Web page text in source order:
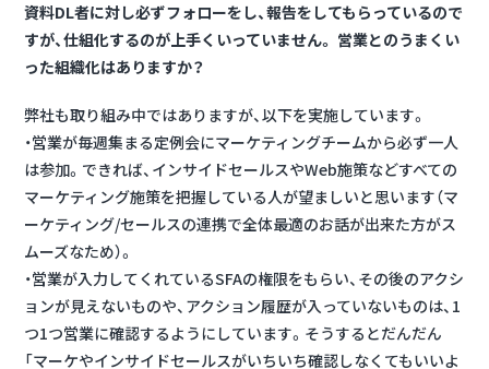
資料DL者に対し必ずフォローをし、報告をしてもらっているので
すが、仕組化するのが上手くいっていません。 営業とのうまくい
った組織化はありますか？
弊社も取り組み中ではありますが、以下を実施しています。
・営業が毎週集まる定例会にマーケティングチームから必ず一人
は参加。できれば、インサイドセールスやWeb施策などすべての
マーケティング施策を把握している人が望ましいと思います（マ
ーケティング/セールスの連携で全体最適のお話が出来た方がス
ムーズなため）。
・営業が入力してくれているSFAの権限をもらい、その後のアクシ
ョンが見えないものや、アクション履歴が入っていないものは、1
つ1つ営業に確認するようにしています。そうするとだんだん
「マーケやインサイドセールスがいちいち確認しなくてもいいよ